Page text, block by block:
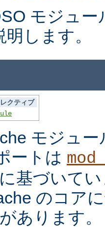
モジュ
します。
クティブ
モジュ
ートは
基づいて
のコア
あります